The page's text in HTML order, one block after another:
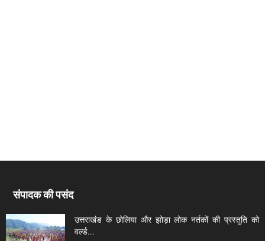
संपादक की पसंद
उत्तराखंड के छोलिया और झोड़ा लोक नर्तकों की प्रस्तुति को
वर्ल्ड...